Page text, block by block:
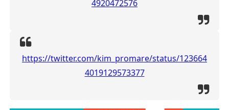
4920472576
https://twitter.com/kim_promare/status/123664
4019129573377